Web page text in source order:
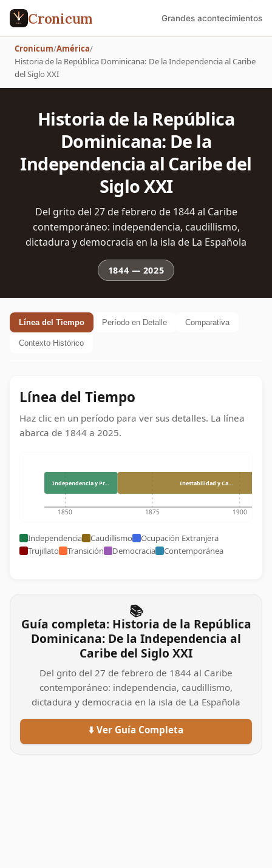
Cronicum Grandes acontecimientos
Cronicum/América/
Historia de la República Dominicana: De la Independencia al Caribe
del Siglo XXI
Historia de la República
Dominicana: De la
Independencia al Caribe del
Siglo XXI
Del grito del 27 de febrero de 1844 al Caribe
contemporáneo: independencia, caudillismo,
dictadura y democracia en la isla de La Española
1844 — 2025
Línea del Tiempo Período en Detalle Comparativa
Contexto Histórico
Línea del Tiempo
Haz clic en un período para ver sus detalles. La línea
abarca de 1844 a 2025.
1850 1875 1900
Independencia y Pr… Inestabilidad y Ca…
Independencia Caudillismo
Ocupación Extranjera
Trujillato
Transición Democracia Contemporánea
📚
Guía completa: Historia de la República
Dominicana: De la Independencia al
Caribe del Siglo XXI
Del grito del 27 de febrero de 1844 al Caribe
contemporáneo: independencia, caudillismo,
dictadura y democracia en la isla de La Española
⬇️ Ver Guía Completa